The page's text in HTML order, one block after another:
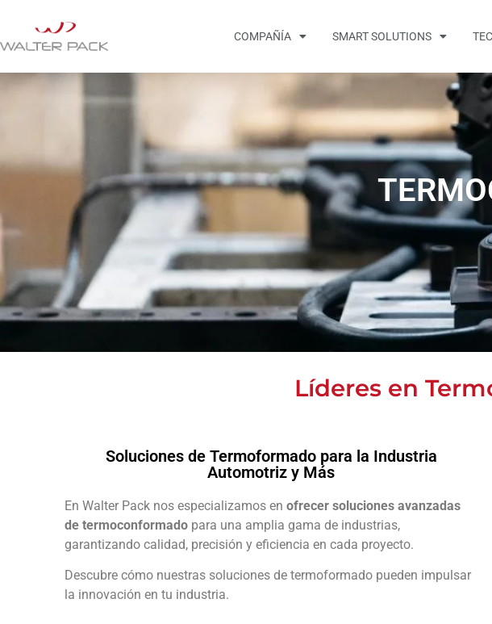
COMPAÑÍA SMART SOLUTIONS
Líderes en
Soluciones de Termoformado para la Industria
Automotriz y Más
En Walter Pack nos especializamos en ofrecer soluciones avanzadas
de termoconformado para una amplia gama de industrias,
garantizando calidad, precisión y eficiencia en cada proyecto.
Descubre cómo nuestras soluciones de termoformado pueden impulsar
la innovación en tu industria.